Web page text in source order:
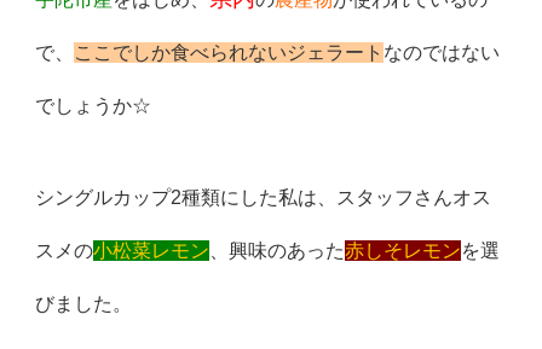
で、 ここでしか食べられないジェラート なのではない
でしょうか☆
シングルカップ2種類にした私は、スタッフさんオス
スメの小松菜レモン 、興味のあった赤しそレモンを選
びました。